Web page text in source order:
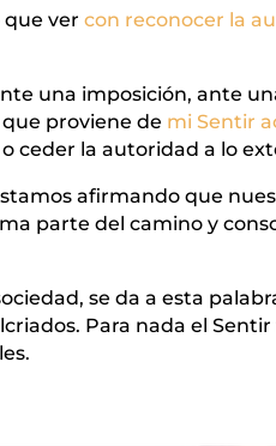
que vercon reconocer la
una imposición, ante
proviene de mi Sentir
ceder la autoridad a lo
afirmando que
parte del camino y
se da a esta
Para nada el